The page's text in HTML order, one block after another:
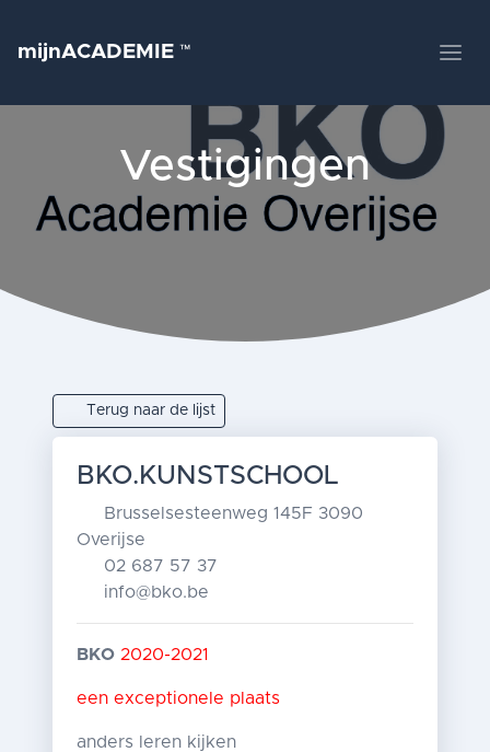
mijnACADEMIE ™
Vestigingen
Terug naar de lijst
BKO.KUNSTSCHOOL
Brusselsesteenweg 145F 3090
Overijse
02 687 57 37
info@bko.be
BKO 2020-2021
een exceptionele plaats
anders leren kijken